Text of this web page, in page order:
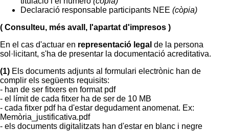
Declaració responsable participants NEE (còpia)
( Consulteu, més avall, l'apartat d'impresos )
En el cas d'actuar en representació legal de la persona
sol·licitant, s'ha de presentar la documentació acreditativa.
(1) Els documents adjunts al formulari electrònic han de
complir els següents requisits:
- han de ser fitxers en format pdf
- el límit de cada fitxer ha de ser de 10 MB
- cada fitxer pdf ha d'estar degudament anomenat. Ex:
Memòria_justificativa.pdf
- els documents digitalitzats han d'estar en blanc i negre